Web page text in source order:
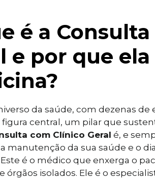
é a
e por que
da saúde, com dezenas
central, um pilar que
com Clínico Geral é, e
manutenção da sua saúde e o
é o médico que enxerga o
órgãos isolados. Ele é o